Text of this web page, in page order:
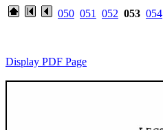
050 051 052 053 054
Display PDF Page